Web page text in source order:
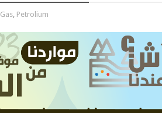
Gas, Petrolium